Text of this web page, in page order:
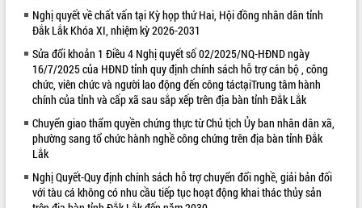
VIDEO
Loading the player...
Bí thư Tỉnh ủy Lương Nguyễn Minh
Triết thăm, tặng quà người có công với
cách mạng
Rà soát, hoàn thiện hệ thống thiết chế
văn hóa, thể thao đáp ứng yêu cầu
phát triển mới
Thường trực HĐND tỉnh Đắk Lắk gặp
mặt Đoàn chuyên gia y tế TP. Hồ Chí
Minh
ALBUM ẢNH
Nghị quyết về chất vấn tại Kỳ họp thứ Hai, Hội đồng nhân dân tỉnh
Đắk Lắk Khóa XI, nhiệm kỳ 2026-2031
Sửa đổi khoản 1 Điều 4 Nghị quyết số 02/2025/NQ-HĐND ngày
16/7/2025 của HĐND tỉnh quy định chính sách hỗ trợ cán bộ , công
chức, viên chức và người lao động đến công táctạiTrung tâm hành
chính của tỉnh và cấp xã sau sắp xếp trên địa bàn tỉnh Đắk Lắk
Chuyển giao thẩm quyền chứng thực từ Chủ tịch Ủy ban nhân dân xã,
phường sang tổ chức hành nghề công chứng trên địa bàn tỉnh Đắk
Lắk
Nghị Quyết-Quy định chính sách hỗ trợ chuyển đổi nghề, giải bản đối
với tàu cá không có nhu cầu tiếp tục hoạt động khai thác thủy sản